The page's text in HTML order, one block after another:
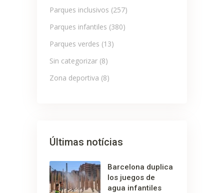
Parques inclusivos (257)
Parques infantiles (380)
Parques verdes (13)
Sin categorizar (8)
Zona deportiva (8)
Últimas notícias
Barcelona duplica
los juegos de
agua infantiles